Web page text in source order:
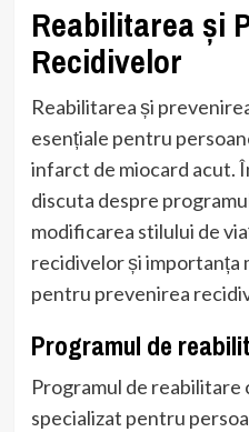
Reabilitarea și
Recidivelor
Reabilitarea și
esențiale pentru
infarct de miocard acut.
discuta despre
modificarea stilului de
recidivelor și
pentru prevenirea
Programul de
Programul de reabilitare
specializat pentru